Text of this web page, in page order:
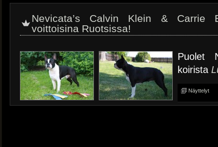
Nevicata’s Calvin Klein & Carrie
voittoisina Ruotsissa!
Puolet
koirista
Näyttelyt